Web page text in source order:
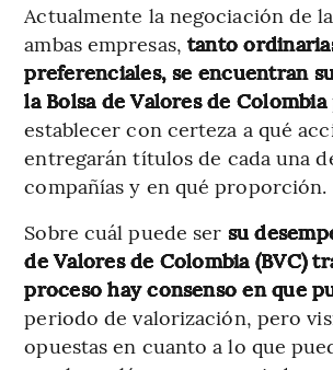
Actualmente la negociación de
ambas empresas, tanto
preferenciales, se encuentran
la Bolsa de Valores de Colombia
establecer con certeza a qué
entregarán títulos de cada una
compañías y en qué proporción.
Sobre cuál puede ser su
de Valores de Colombia (BVC)
proceso hay consenso en que
periodo de valorización, pero
opuestas en cuanto a lo que